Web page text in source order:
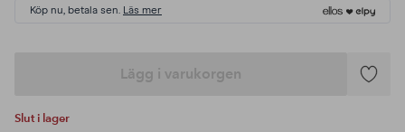
Köp nu, betala sen. Läs mer
Lägg i varukorgen
Lägg
Slut i lager